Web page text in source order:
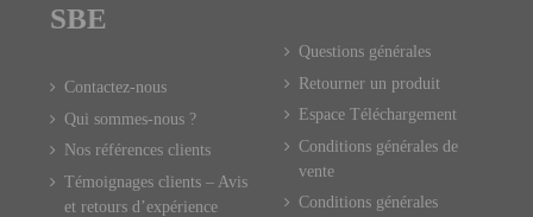
SBE
Contactez-nous
Qui sommes-nous ?
Nos références clients
Témoignages clients – Avis
et retours d’expérience
Questions générales
Retourner un produit
Espace Téléchargement
Conditions générales de
vente
Conditions générales